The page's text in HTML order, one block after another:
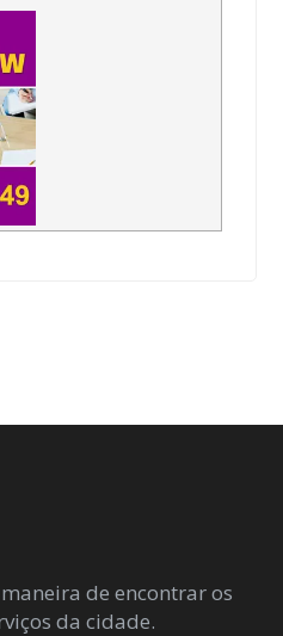
de encontrar os
da cidade.